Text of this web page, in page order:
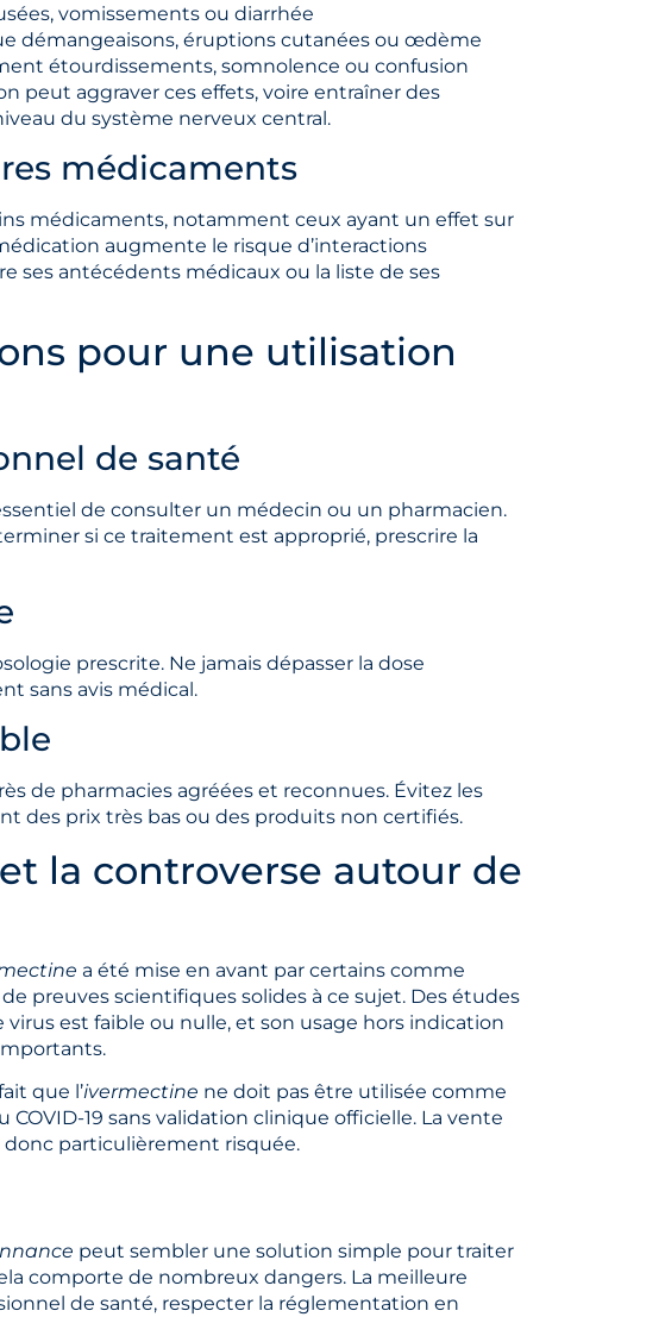
vomissements ou diarrhée
démangeaisons, éruptions cutanées ou œdème
étourdissements, somnolence ou confusion
peut aggraver ces effets, voire entraîner des
du système nerveux central.
médicaments
médicaments, notamment ceux ayant un effet sur
augmente le risque d’interactions
ses antécédents médicaux ou la liste de ses
pour une utilisation
de santé
de consulter un médecin ou un pharmacien.
si ce traitement est approprié, prescrire la
prescrite. Ne jamais dépasser la dose
sans avis médical.
de pharmacies agréées et reconnues. Évitez les
des prix très bas ou des produits non certifiés.
la controverse autour de
a été mise en avant par certains comme
preuves scientifiques solides à ce sujet. Des études
est faible ou nulle, et son usage hors indication
que l’ivermectine ne doit pas être utilisée comme
19 sans validation clinique officielle. La vente
particulièrement risquée.
peut sembler une solution simple pour traiter
comporte de nombreux dangers. La meilleure
de santé, respecter la réglementation en